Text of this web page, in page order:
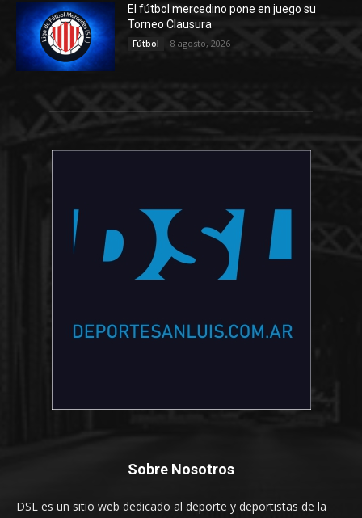
El fútbol mercedino pone en juego su
Torneo Clausura
Fútbol 8 agosto, 2026
Sobre Nosotros
DSL es un sitio web dedicado al deporte y deportistas de la